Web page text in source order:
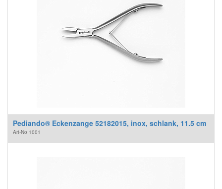
Pediando® Eckenzange 52182015, inox, schlank, 11.5 cm
Art-No 1001